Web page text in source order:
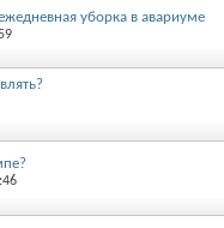
уборка в авариуме